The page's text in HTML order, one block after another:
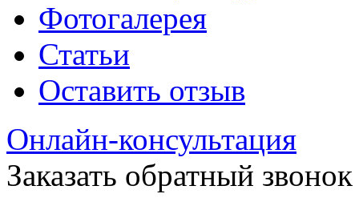
Фотогалерея
Статьи
Оставить отзыв
Онлайн-консультация
Заказать обратный звонок